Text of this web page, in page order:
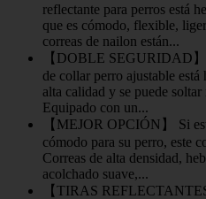
reflectante para perros está
que es cómodo, flexible,
correas de nailon están...
【DOBLE SEGURIDAD
de collar perro ajustable está
alta calidad y se puede
Equipado con un...
【MEJOR OPCIÓN】 Si
cómodo para su perro, este
Correas de alta densidad,
acolchado suave,...
【TIRAS